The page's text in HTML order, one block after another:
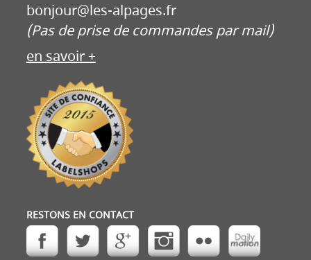
bonjour@les-alpages.fr
(Pas de prise de commandes par mail)
en savoir +
RESTONS EN CONTACT